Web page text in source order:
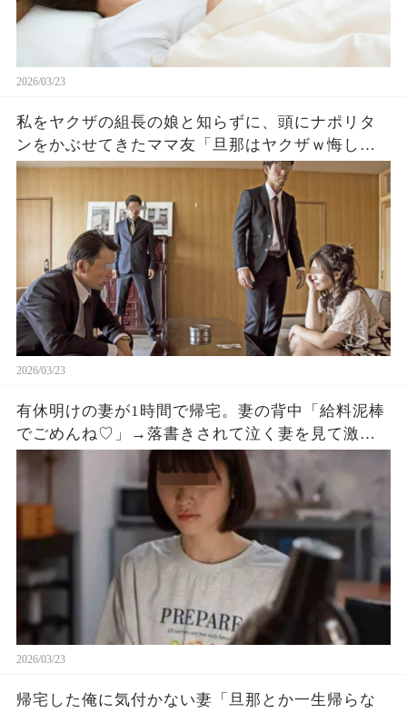
2026/03/23
私をヤクザの組長の娘と知らずに、頭にナポリタ
ンをかぶせてきたママ友「旦那はヤクザｗ悔しけ
ればやり返してもいいのよ？」私「では、遠慮な
く」ママ友「え？」
2026/03/23
有休明けの妻が1時間で帰宅。妻の背中「給料泥棒
でごめんね♡」→落書きされて泣く妻を見て激怒し
た俺「責任者呼んで。80億の契約白紙にするか
ら」
2026/03/23
帰宅した俺に気付かない妻「旦那とか一生帰らな